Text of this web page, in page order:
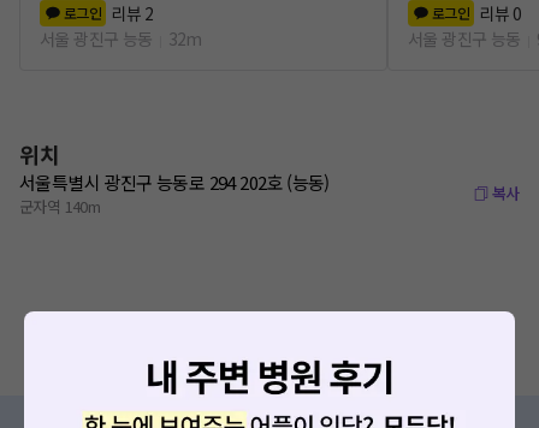
로그인 리뷰 2
서울 광진구 능동
32m
로그인 리뷰 0
서울 광진구 능동
위치
서울특별시 광진구 능동로 294 202호 (능동)
군자역 140m
복사